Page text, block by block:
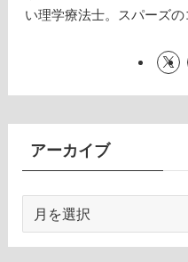
い理学療法士。スパーズの
アーカイブ
カ